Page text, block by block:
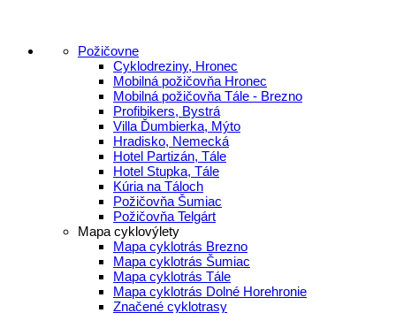
Požičovne
Cyklodreziny, Hronec
Mobilná požičovňa Hronec
Mobilná požičovňa Tále - Brezno
Profibikers, Bystrá
Villa Ďumbierka, Mýto
Hradisko, Nemecká
Hotel Partizán, Tále
Hotel Stupka, Tále
Kúria na Táloch
Požičovňa Šumiac
Požičovňa Telgárt
Mapa cyklovýlety
Mapa cyklotrás Brezno
Mapa cyklotrás Šumiac
Mapa cyklotrás Tále
Mapa cyklotrás Dolné Horehronie
Značené cyklotrasy